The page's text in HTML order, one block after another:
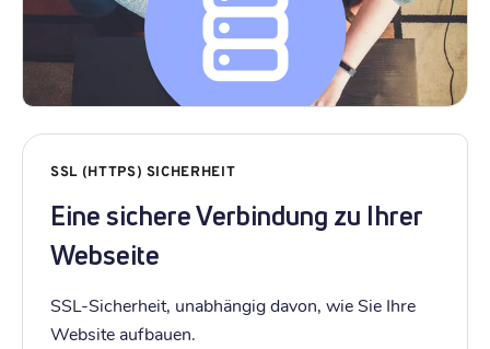
SSL (HTTPS) SICHERHEIT
Eine sichere Verbindung zu Ihrer
Webseite
SSL-Sicherheit, unabhängig davon, wie Sie Ihre
Website aufbauen.